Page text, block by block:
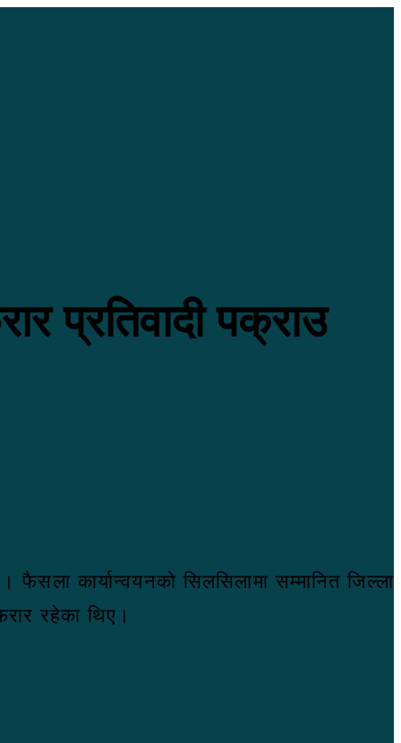
प्रतिवादी पक्राउ
फैसला कार्यान्वयनको सिलसिलामा सम्मानित जिल्ला
रहेका थिए।